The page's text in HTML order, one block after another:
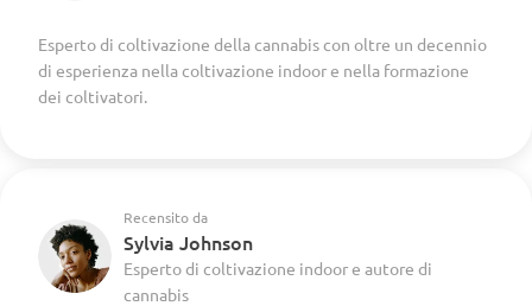
Esperto di coltivazione della cannabis con oltre un decennio
di esperienza nella coltivazione indoor e nella formazione
dei coltivatori.
Recensito da
Sylvia Johnson
Esperto di coltivazione indoor e autore di
cannabis